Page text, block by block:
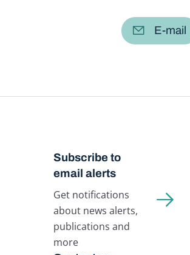
E-mail
Subscribe to
email alerts
Get notifications
about news alerts,
publications and
more